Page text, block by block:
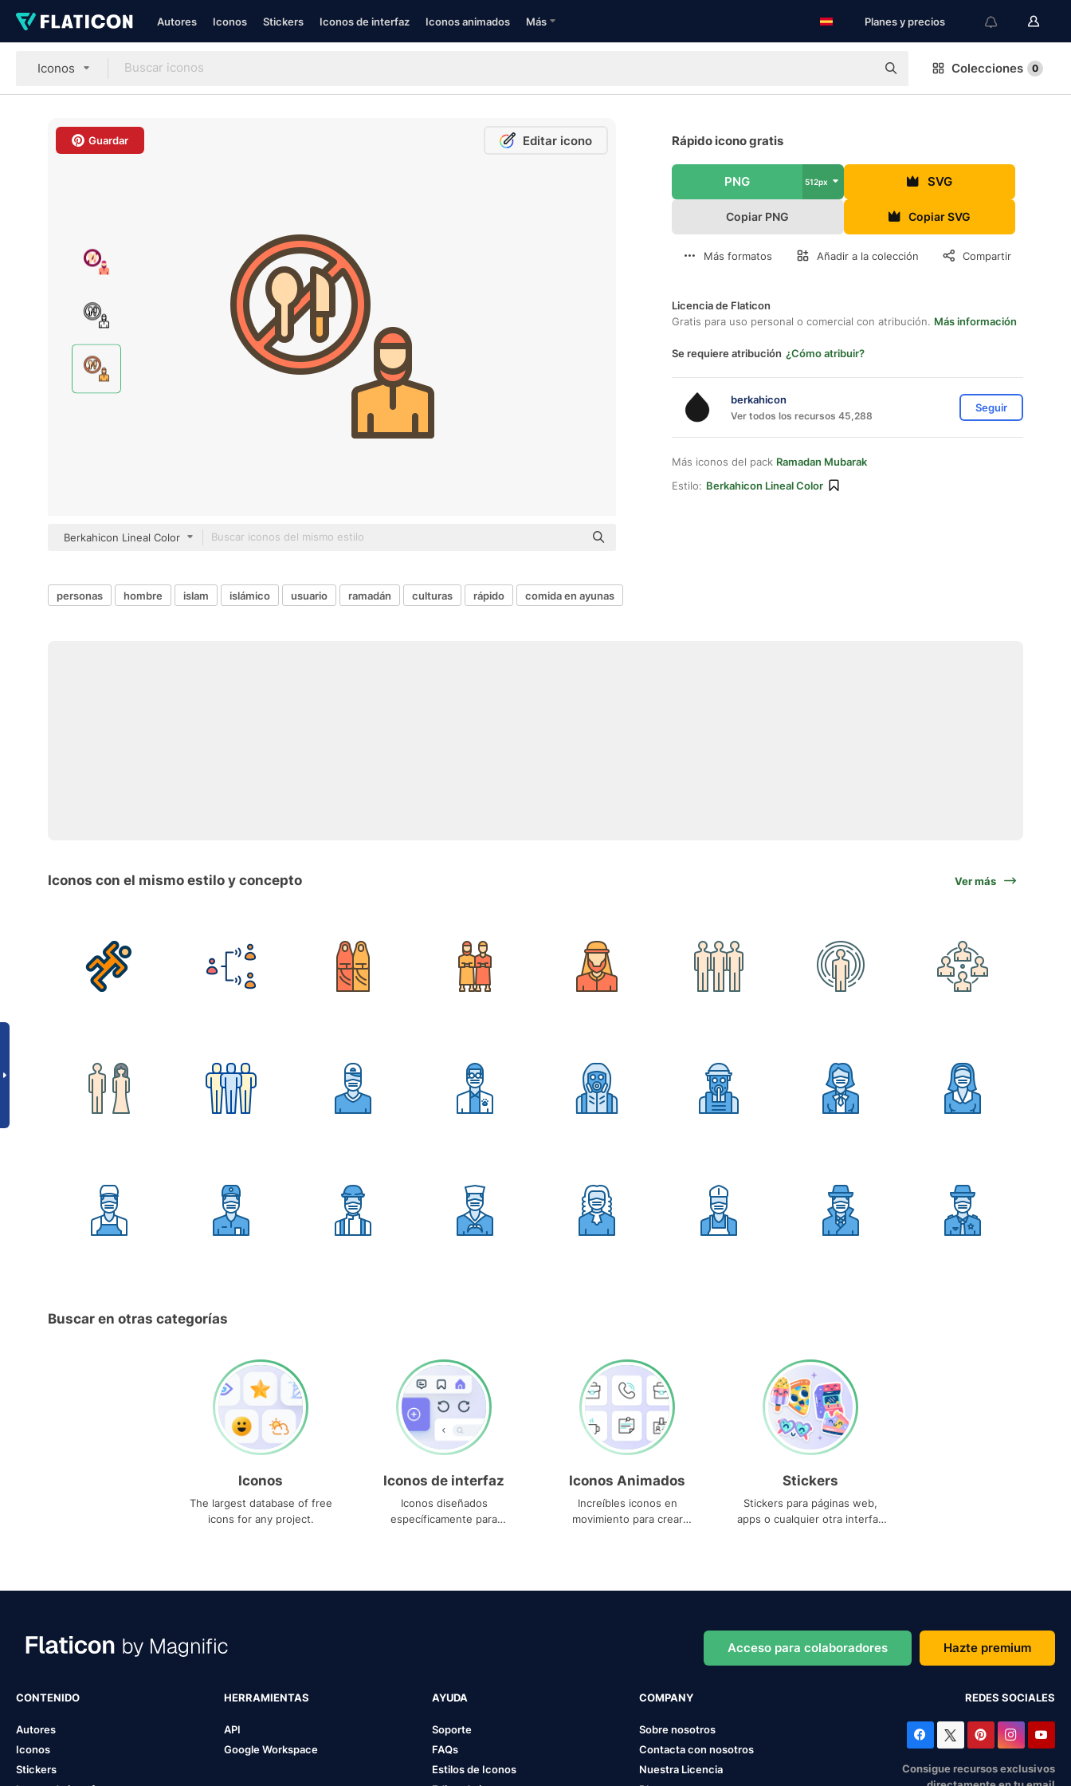
Autores Iconos Stickers Iconos de interfaz Iconos animados Más Planes y precios
Iconos Colecciones 0
Guardar Editar icono
Berkahicon Lineal Color
Rápido icono gratis
PNG 512px SVG
Copiar PNG Copiar SVG
Más formatos Añadir a la colección Compartir
Licencia de Flaticon
Gratis para uso personal o comercial con atribución. Más información
Se requiere atribución ¿Cómo atribuir?
berkahicon
Ver todos los recursos 45,288
Seguir
Más iconos del pack Ramadan Mubarak
Estilo: Berkahicon Lineal Color
personas hombre islam islámico usuario ramadán culturas rápido comida en ayunas
Iconos con el mismo estilo y concepto Ver más
Buscar en otras categorías
Iconos
The largest database of free
icons for any project.
Iconos de interfaz
Iconos diseñados
específicamente para
Iconos Animados
Increíbles iconos en
movimiento para crear
Stickers
Stickers para páginas web,
apps o cualquier otra interfaz
Acceso para colaboradores Hazte premium
CONTENIDO
Autores
Iconos
Stickers
HERRAMIENTAS
API
Google Workspace
AYUDA
Soporte
FAQs
Estilos de Iconos
COMPANY
Sobre nosotros
Contacta con nosotros
Nuestra Licencia
REDES SOCIALES
Consigue recursos exclusivos